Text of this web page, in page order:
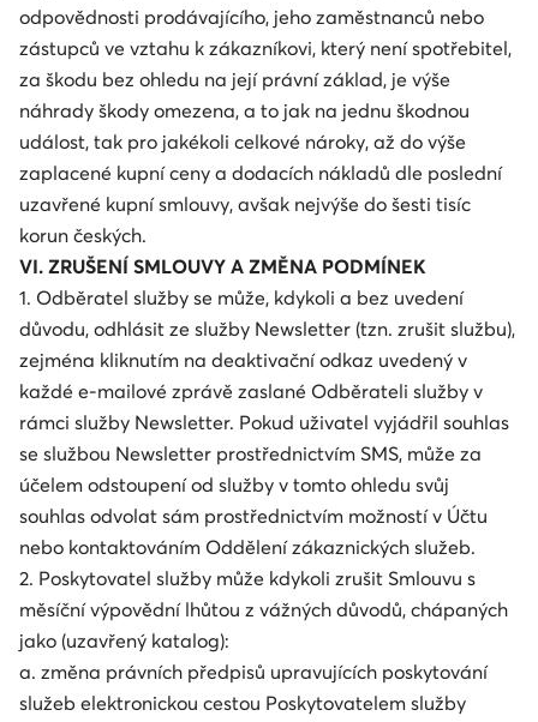
odpovědnosti prodávajícího, jeho zaměstnanců nebo
zástupců ve vztahu k zákazníkovi, který není spotřebitel,
za škodu bez ohledu na její právní základ, je výše
náhrady škody omezena, a to jak na jednu škodnou
událost, tak pro jakékoli celkové nároky, až do výše
zaplacené kupní ceny a dodacích nákladů dle poslední
uzavřené kupní smlouvy, avšak nejvýše do šesti tisíc
korun českých.
VI. ZRUŠENÍ SMLOUVY A ZMĚNA PODMÍNEK
1. Odběratel služby se může, kdykoli a bez uvedení
důvodu, odhlásit ze služby Newsletter (tzn. zrušit službu),
zejména kliknutím na deaktivační odkaz uvedený v
každé e-mailové zprávě zaslané Odběrateli služby v
rámci služby Newsletter. Pokud uživatel vyjádřil souhlas
se službou Newsletter prostřednictvím SMS, může za
účelem odstoupení od služby v tomto ohledu svůj
souhlas odvolat sám prostřednictvím možností v Účtu
nebo kontaktováním Oddělení zákaznických služeb.
2. Poskytovatel služby může kdykoli zrušit Smlouvu s
měsíční výpovědní lhůtou z vážných důvodů, chápaných
jako (uzavřený katalog):
a. změna právních předpisů upravujících poskytování
služeb elektronickou cestou Poskytovatelem služby